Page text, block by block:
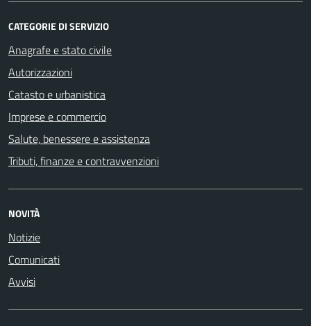
CATEGORIE DI SERVIZIO
Anagrafe e stato civile
Autorizzazioni
Catasto e urbanistica
Imprese e commercio
Salute, benessere e assistenza
Tributi, finanze e contravvenzioni
NOVITÀ
Notizie
Comunicati
Avvisi